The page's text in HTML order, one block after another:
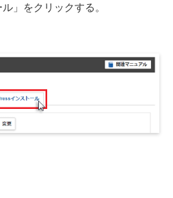
」をクリックする。